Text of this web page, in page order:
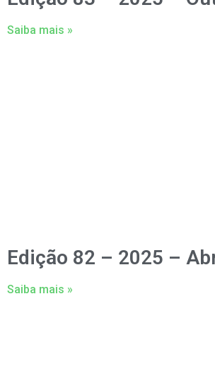
Saiba mais »
Edição 82 – 2025 –
Saiba mais »